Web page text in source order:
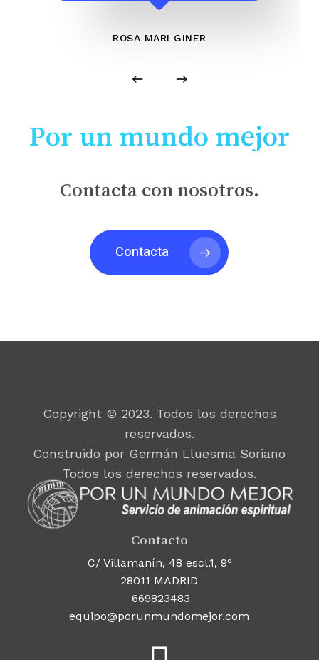
ROSA MARI GINER
Por un mundo mejor
Contacta con nosotros.
Contacta
Copyright © 2023. Todos los derechos
reservados.
Construido por Germán Lluesma Soriano
Todos los derechos reservados.
Contacto
C/ Villamanín, 48 escl.1, 9º
28011 MADRID
669823483
equipo@porunmundomejor.com